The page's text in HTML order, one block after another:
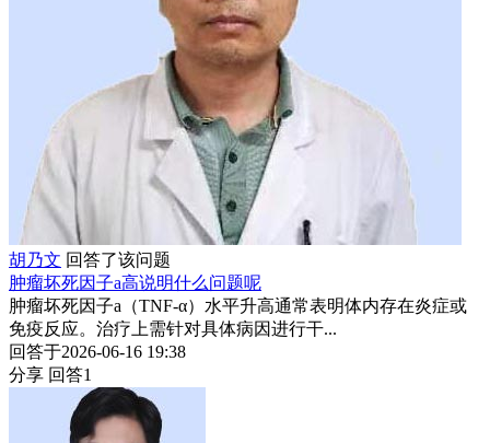
胡乃文 回答了该问题
肿瘤坏死因子a高说明什么问题呢
肿瘤坏死因子a（TNF-α）水平升高通常表明体内存在炎症或
免疫反应。治疗上需针对具体病因进行干...
回答于2026-06-16 19:38
分享 回答1